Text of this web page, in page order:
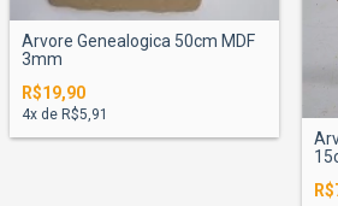
Arvore Genealogica 50cm MDF
3mm
R$19,90
4x de R$5,91